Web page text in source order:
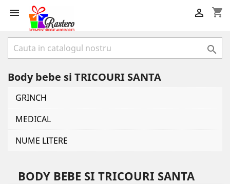
 shopping_cart


Body bebe si TRICOURI SANTA
GRINCH
MEDICAL
NUME LITERE
BODY BEBE SI TRICOURI SANTA